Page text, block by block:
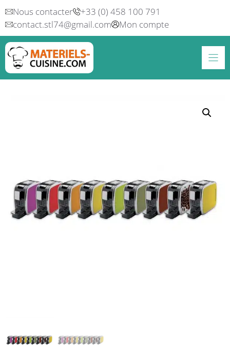
Aller
au
contenu
Nous contacter
+33 (0) 458 100 791
contact.stl74@gmail.com
Mon compte